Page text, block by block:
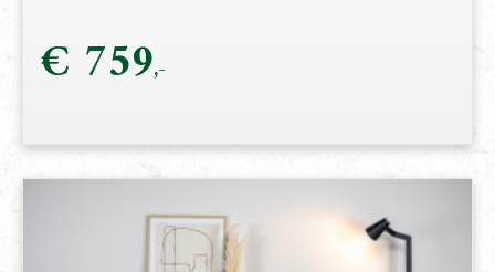
€ 759